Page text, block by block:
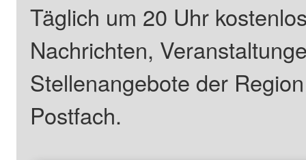
Täglich um 20 Uhr
Nachrichten,
Stellenangebote der
Postfach.